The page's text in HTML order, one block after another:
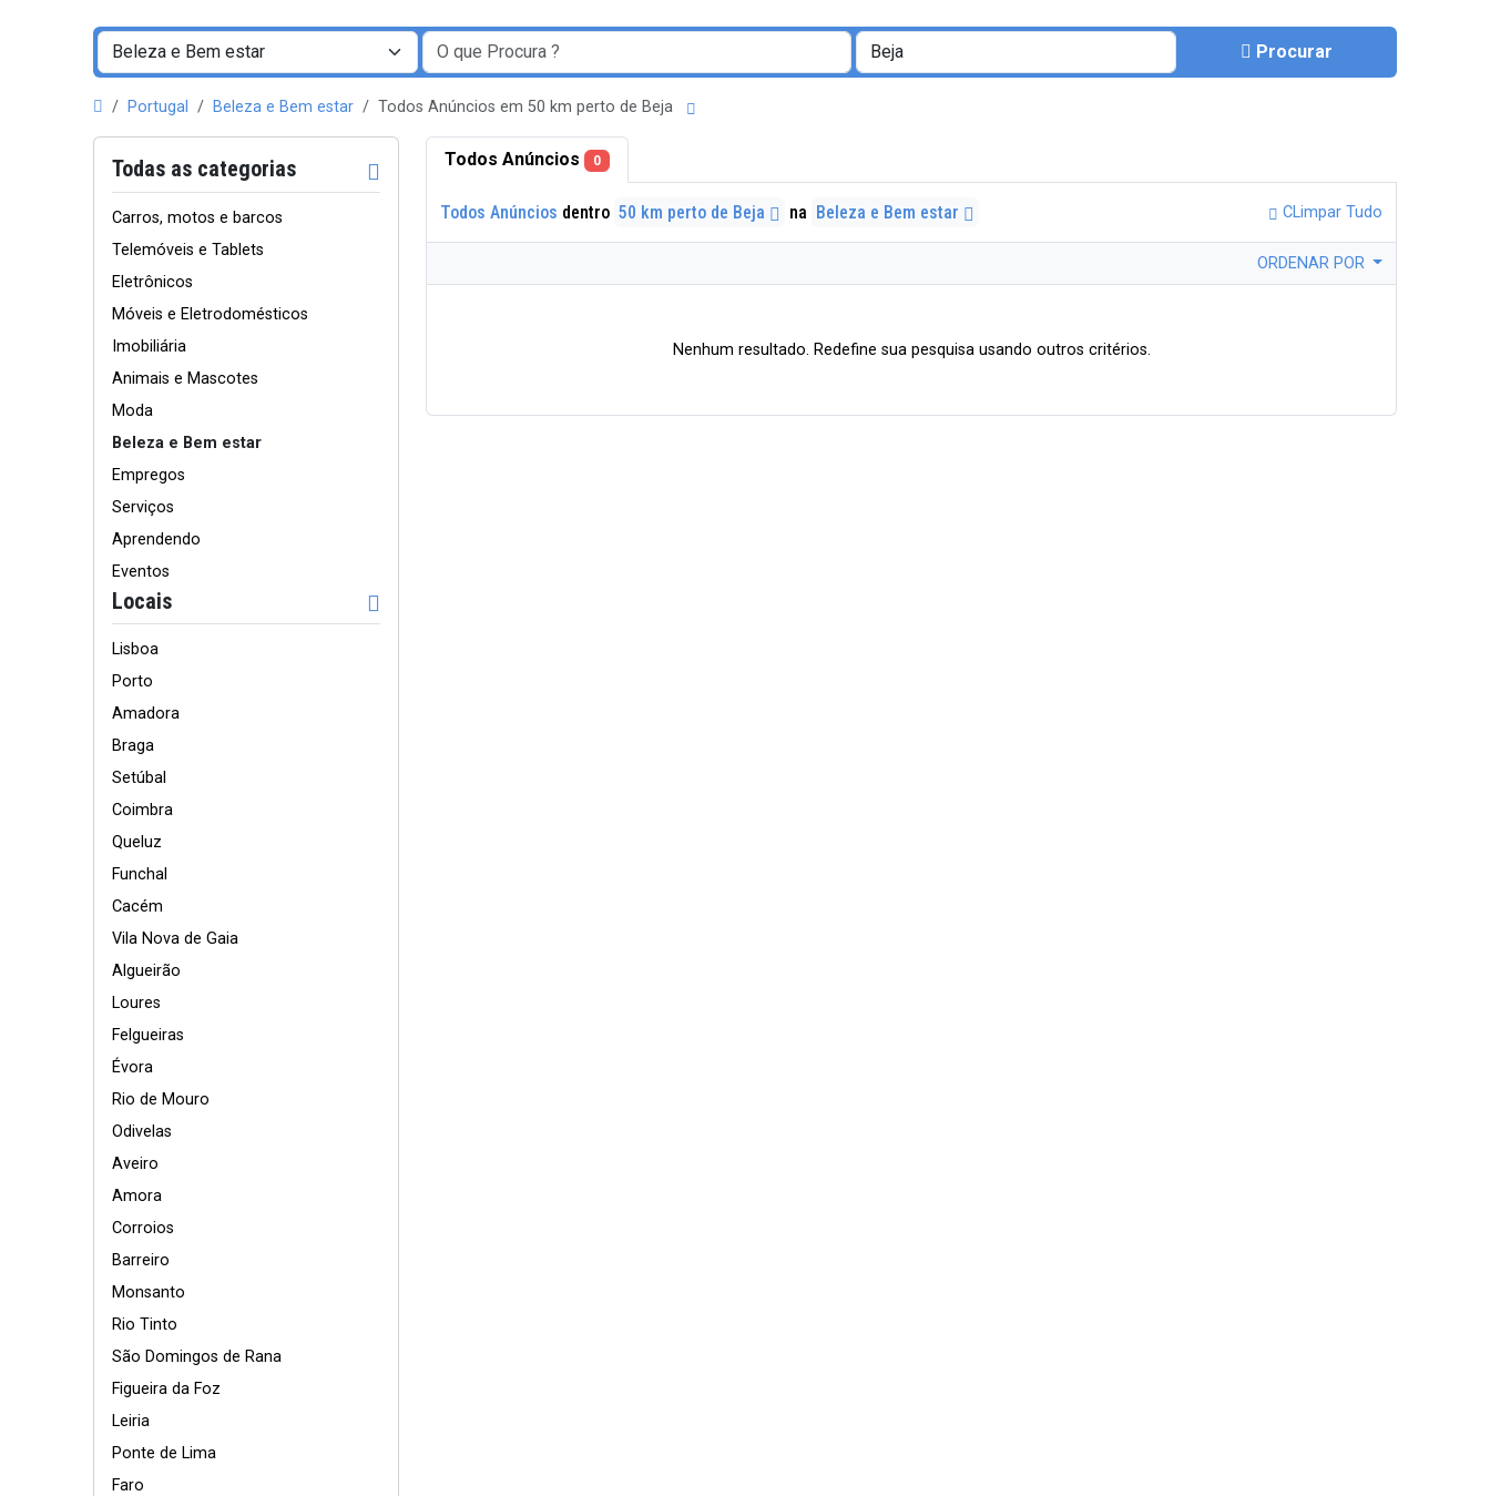
Procurar
Portugal Beleza e Bem estar Todos Anúncios em 50 km perto de Beja
Todas as categorias
Carros, motos e barcos
Telemóveis e Tablets
Eletrônicos
Móveis e Eletrodomésticos
Imobiliária
Animais e Mascotes
Moda
Beleza e Bem estar
Empregos
Serviços
Aprendendo
Eventos
Locais
Lisboa
Porto
Amadora
Braga
Setúbal
Coimbra
Queluz
Funchal
Cacém
Vila Nova de Gaia
Algueirão
Loures
Felgueiras
Évora
Rio de Mouro
Odivelas
Aveiro
Amora
Corroios
Barreiro
Monsanto
Rio Tinto
São Domingos de Rana
Figueira da Foz
Leiria
Ponte de Lima
Faro
Todos Anúncios 0
Todos Anúncios dentro 50 km perto de Beja na Beleza e Bem estar CLimpar Tudo
ORDENAR POR
Nenhum resultado. Redefine sua pesquisa usando outros critérios.